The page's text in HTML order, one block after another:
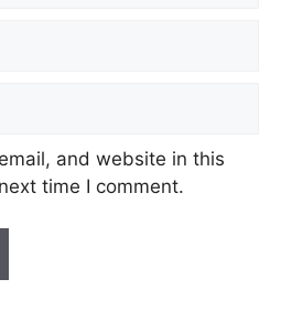
and website in this
time I comment.